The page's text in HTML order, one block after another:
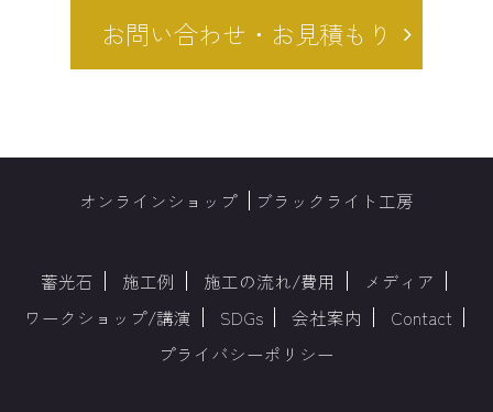
お問い合わせ・お見積もり
オンラインショップ ブラックライト工房
蓄光石 施工例 施工の流れ/費用
メディア
ワークショップ/講演
SDGs 会社案内
Contact
プライバシーポリシー